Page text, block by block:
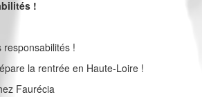
!
responsabilités !
la rentrée en Haute-Loire !
Faurécia